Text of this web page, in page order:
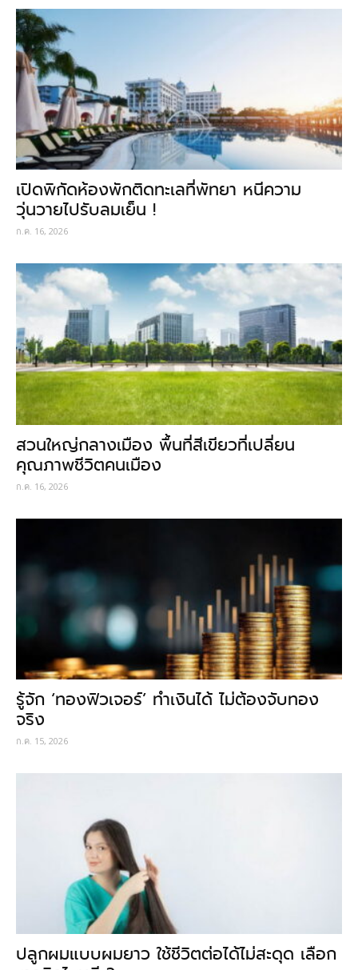
เปิดพิกัดห้องพักติดทะเลที่พัทยา หนีความ
วุ่นวายไปรับลมเย็น !
ก.ค. 16, 2026
สวนใหญ่กลางเมือง พื้นที่สีเขียวที่เปลี่ยน
คุณภาพชีวิตคนเมือง
ก.ค. 16, 2026
รู้จัก ‘ทองฟิวเจอร์’ ทำเงินได้ ไม่ต้องจับทอง
จริง
ก.ค. 15, 2026
ปลูกผมแบบผมยาว ใช้ชีวิตต่อได้ไม่สะดุด เลือก